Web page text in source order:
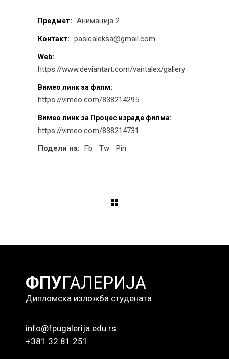
Предмет: Анимација 2
Контакт: pasicaleksa@gmail.com
Web:
https://www.deviantart.com/vantalex/gallery
Вимео линк за филм:
https://vimeo.com/838214295
Вимео линк за Процес израде филма:
https://vimeo.com/838214731
Подели на: Fb Tw Pin
ФПУГАЛЕРИЈА
Дипломска изложба студената
info@fpugalerija.edu.rs
+381 32 81 251